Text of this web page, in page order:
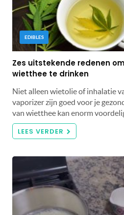
EDIBLES
Zes uitstekende redenen
wietthee te drinken
Niet alleen wietolie of inhalatie
vaporizer zijn goed voor je
van wietthee kan enorm
LEES VERDER